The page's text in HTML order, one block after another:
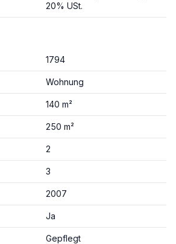
20% USt.
1794
Wohnung
140 m²
250 m²
2
3
2007
Ja
Gepflegt